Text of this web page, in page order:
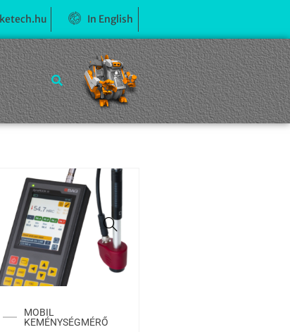
In English
MOBIL
KEMÉNYSÉGMÉRŐ